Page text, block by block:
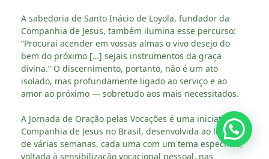
A sabedoria de Santo Inácio de Loyola, fundador da
Companhia de Jesus, também ilumina esse percurso:
“Procurai acender em vossas almas o vivo desejo do
bem do próximo […] sejais instrumentos da graça
divina.” O discernimento, portanto, não é um ato
isolado, mas profundamente ligado ao serviço e ao
amor ao próximo — sobretudo aos mais necessitados.
A Jornada de Oração pelas Vocações é uma iniciativa da
Companhia de Jesus no Brasil, desenvolvida ao longo
de várias semanas, cada uma com um tema específico,
voltada à sensibilização vocacional pessoal, nas